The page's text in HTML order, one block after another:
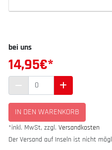
bei uns
14,95€*
IN DEN WARENKORB
*inkl. MwSt, zzgl. Versandkosten
Der Versand auf Inseln ist nicht